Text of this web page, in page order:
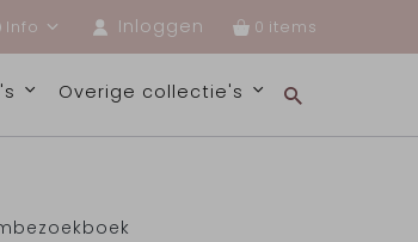
Info Inloggen 0
Overige collectie's